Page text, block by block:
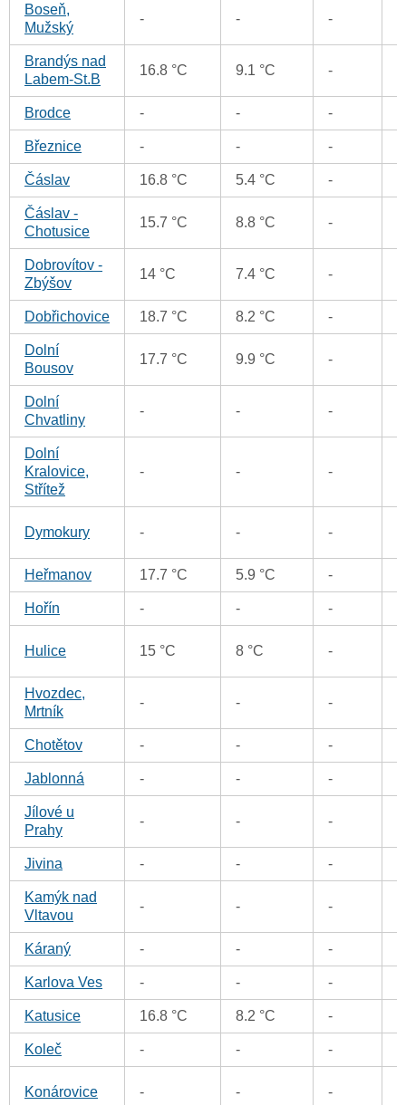
Boseň,
Mužský
- - -
Brandýs nad
Labem-St.B
16.8 °C 9.1 °C -
Brodce - - -
Březnice - - -
Čáslav 16.8 °C 5.4 °C -
Čáslav -
Chotusice
15.7 °C 8.8 °C -
Dobrovítov -
Zbýšov
14 °C 7.4 °C -
Dobřichovice 18.7 °C 8.2 °C -
Dolní
Bousov
17.7 °C 9.9 °C -
Dolní
Chvatliny
- - -
Dolní
Kralovice,
Střítež
- - -
Dymokury - - -
Heřmanov 17.7 °C 5.9 °C -
Hořín - - -
Hulice 15 °C 8 °C -
Hvozdec,
Mrtník
- - -
Chotětov - - -
Jablonná - - -
Jílové u
Prahy
- - -
Jivina - - -
Kamýk nad
Vltavou
- - -
Káraný - - -
Karlova Ves - - -
Katusice 16.8 °C 8.2 °C -
Koleč - - -
Konárovice - - -